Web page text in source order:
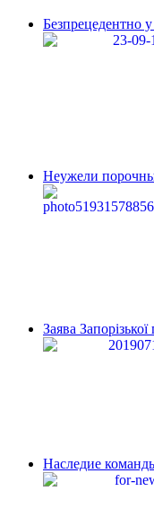
Безпрецедентно
Неужели
Заява
Наследие